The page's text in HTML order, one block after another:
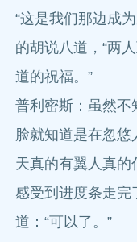
“这是我们那边成
的胡说八道，“两
道的祝福。”
普利密斯：虽然不
脸就知道是在忽
天真的有翼人真的
感受到进度条走
道：“可以了。”